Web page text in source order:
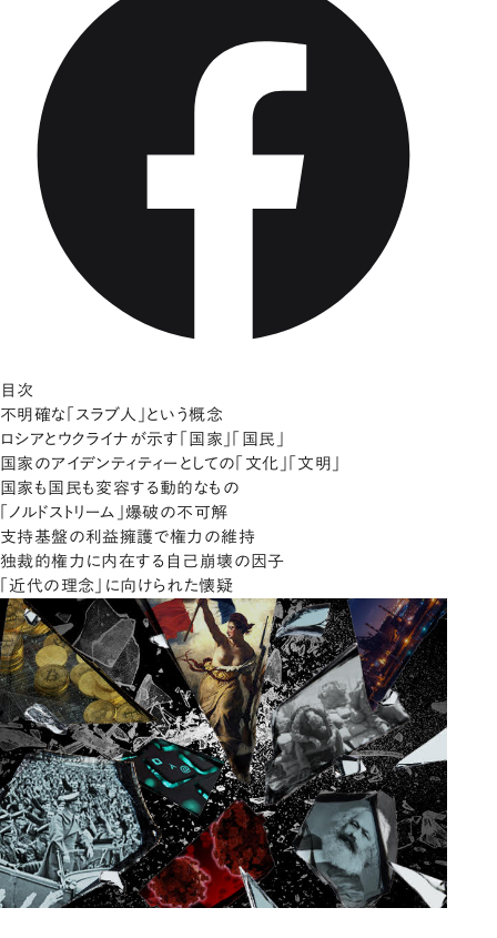
目次
不明確な「スラブ人」という概念
ロシアとウクライナが示す「国家」「国民」
国家のアイデンティティーとしての「文化」「文明」
国家も国民も変容する動的なもの
「ノルドストリーム」爆破の不可解
支持基盤の利益擁護で権力の維持
独裁的権力に内在する自己崩壊の因子
「近代の理念」に向けられた懐疑